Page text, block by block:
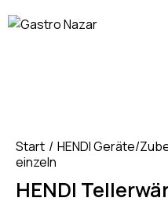
Start HENDI Geräte/
einzeln
HENDI